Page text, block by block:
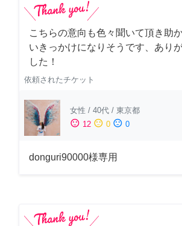
こちらの意向も色々聞いて頂き助
いきっかけになりそうです、あり
した！
依頼されたチケット
女性 / 40代 / 東京都
sentiment_satisfied 12 sentiment_neutral 0 sentiment_dissatisfied 0
donguri90000様専用